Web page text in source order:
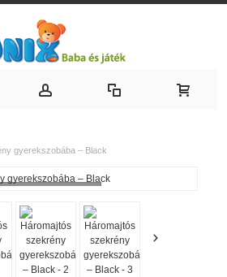
gyerekszobába – Black